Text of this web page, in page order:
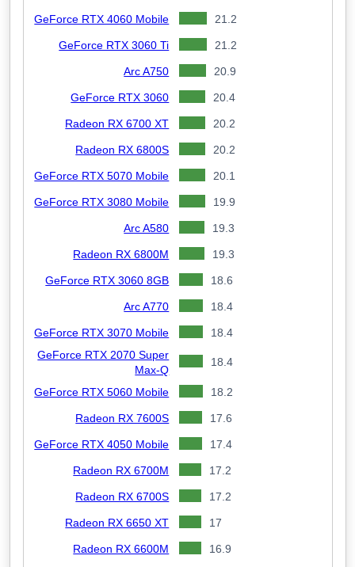
GeForce RTX 4060 Mobile 21.2
GeForce RTX 3060 Ti 21.2
Arc A750 20.9
GeForce RTX 3060 20.4
Radeon RX 6700 XT 20.2
Radeon RX 6800S 20.2
GeForce RTX 5070 Mobile 20.1
GeForce RTX 3080 Mobile 19.9
Arc A580 19.3
Radeon RX 6800M 19.3
GeForce RTX 3060 8GB 18.6
Arc A770 18.4
GeForce RTX 3070 Mobile
18.4
GeForce RTX 2070 Super
Max-Q
18.4
GeForce RTX 5060 Mobile 18.2
Radeon RX 7600S 17.6
GeForce RTX 4050 Mobile 17.4
Radeon RX 6700M 17.2
Radeon RX 6700S 17.2
Radeon RX 6650 XT 17
Radeon RX 6600M 16.9